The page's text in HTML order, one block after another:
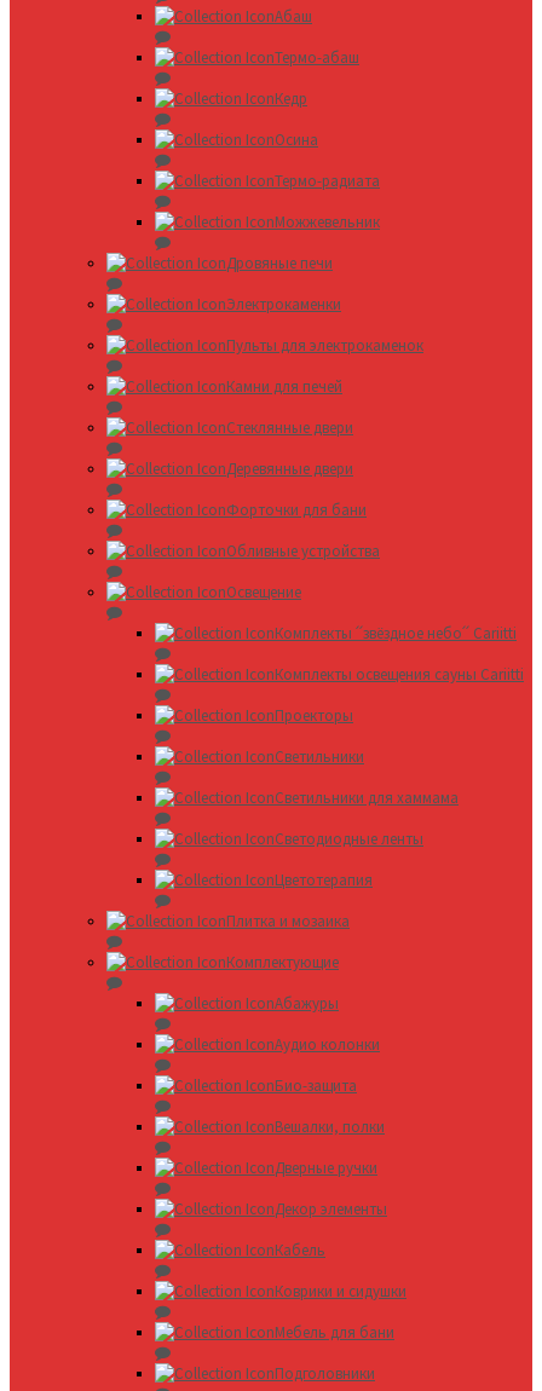
Абаш
Термо-абаш
Кедр
Осина
Термо-радиата
Можжевельник
Дровяные печи
Электрокаменки
Пульты для электрокаменок
Камни для печей
Стеклянные двери
Деревянные двери
Форточки для бани
Обливные устройства
Освещение
Комплекты ՛՛звёздное небо՛՛ Cariitti
Комплекты освещения сауны Cariitti
Проекторы
Светильники
Светильники для хаммама
Светодиодные ленты
Цветотерапия
Плитка и мозаика
Комплектующие
Абажуры
Аудио колонки
Био-защита
Вешалки, полки
Дверные ручки
Декор элементы
Кабель
Коврики и сидушки
Мебель для бани
Подголовники